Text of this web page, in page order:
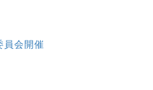
会開催